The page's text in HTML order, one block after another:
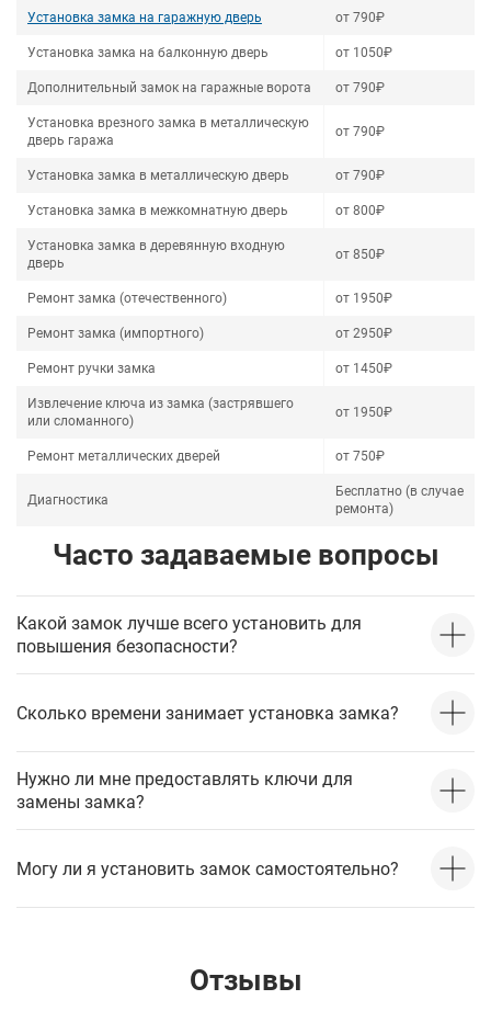
Установка замка на гаражную дверь от 790₽
Установка замка на балконную дверь от 1050₽
Дополнительный замок на гаражные ворота от 790₽
Установка врезного замка в металлическую
дверь гаража
от 790₽
Установка замка в металлическую дверь от 790₽
Установка замка в межкомнатную дверь от 800₽
Установка замка в деревянную входную
дверь
от 850₽
Ремонт замка (отечественного) от 1950₽
Ремонт замка (импортного) от 2950₽
Ремонт ручки замка от 1450₽
Извлечение ключа из замка (застрявшего
или сломанного)
от 1950₽
Ремонт металлических дверей от 750₽
Диагностика
Бесплатно (в случае
ремонта)
Часто задаваемые вопросы
Какой замок лучше всего установить для
повышения безопасности?
Сколько времени занимает установка замка?
Нужно ли мне предоставлять ключи для
замены замка?
Могу ли я установить замок самостоятельно?
Отзывы